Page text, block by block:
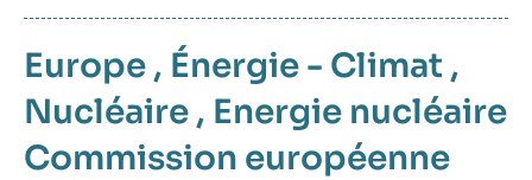
Europe , Énergie - Climat ,
Nucléaire , Energie nucléaire
Commission européenne